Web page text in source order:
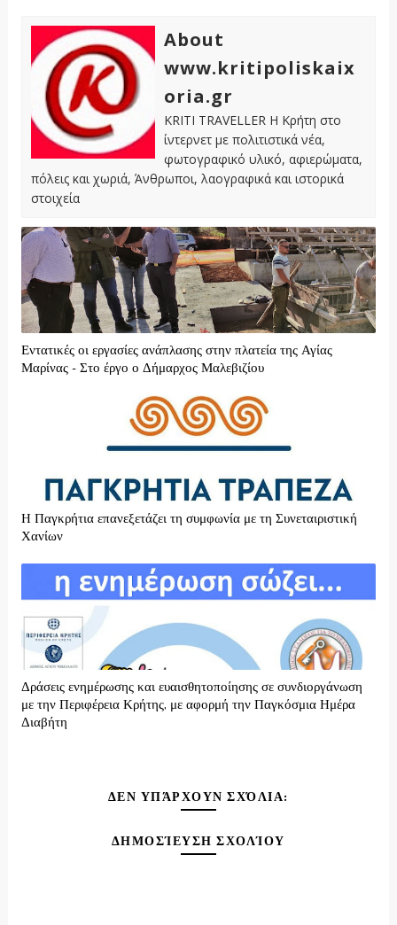
About
www.kritipoliskaix
oria.gr
KRITI TRAVELLER Η Κρήτη στο
ίντερνετ με πολιτιστικά νέα,
φωτογραφικό υλικό, αφιερώματα,
πόλεις και χωριά, Άνθρωποι, λαογραφικά και ιστορικά
στοιχεία
Εντατικές οι εργασίες ανάπλασης στην πλατεία της Αγίας
Μαρίνας - Στο έργο ο Δήμαρχος Μαλεβιζίου
H Παγκρήτια επανεξετάζει τη συμφωνία με τη Συνεταιριστική
Χανίων
Δράσεις ενημέρωσης και ευαισθητοποίησης σε συνδιοργάνωση
με την Περιφέρεια Κρήτης, με αφορμή την Παγκόσμια Ημέρα
Διαβήτη
ΔΕΝ ΥΠΆΡΧΟΥΝ ΣΧΌΛΙΑ:
ΔΗΜΟΣΊΕΥΣΗ ΣΧΟΛΊΟΥ